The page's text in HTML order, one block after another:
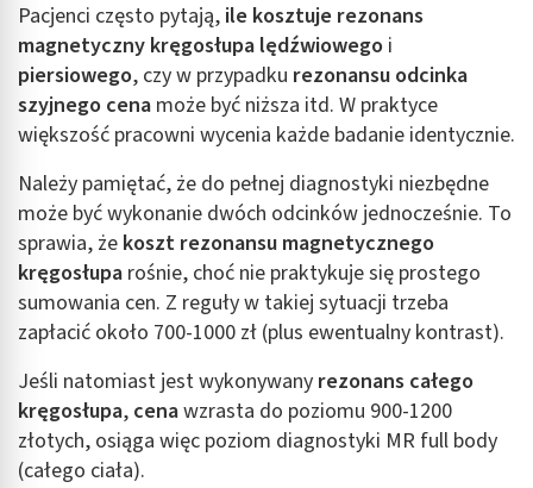
Pacjenci często pytają, ile kosztuje rezonans
magnetyczny kręgosłupa lędźwiowego i
piersiowego, czy w przypadku rezonansu odcinka
szyjnego cena może być niższa itd. W praktyce
większość pracowni wycenia każde badanie identycznie.
Należy pamiętać, że do pełnej diagnostyki niezbędne
może być wykonanie dwóch odcinków jednocześnie. To
sprawia, że koszt rezonansu magnetycznego
kręgosłupa rośnie, choć nie praktykuje się prostego
sumowania cen. Z reguły w takiej sytuacji trzeba
zapłacić około 700-1000 zł (plus ewentualny kontrast).
Jeśli natomiast jest wykonywany rezonans całego
kręgosłupa, cenawzrasta do poziomu 900-1200
złotych, osiąga więc poziom diagnostyki MR full body
(całego ciała).